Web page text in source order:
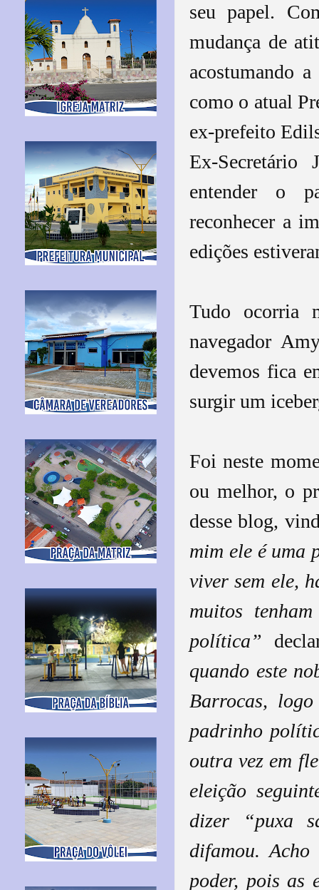
seu papel.
mudança de
acostumando
como o atual
ex-prefeito
Ex-Secretário
entender o
reconhecer a
edições
Tudo ocorria
navegador
devemos fica
surgir um
Foi neste
ou melhor, o
desse blog,
mim ele é uma
viver sem ele,
muitos
política”
quando este
Barrocas,
padrinho
outra vez em
eleição
dizer “puxa
difamou.
poder, pois as